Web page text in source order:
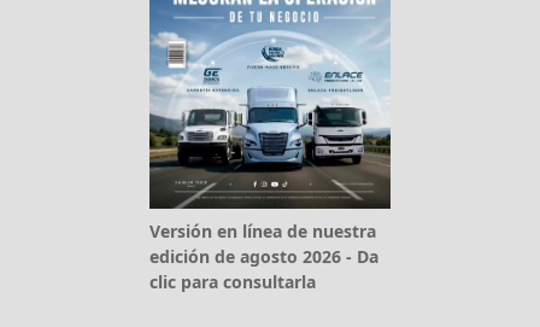
Versión en línea de nuestra
edición de agosto 2026 - Da
clic para consultarla